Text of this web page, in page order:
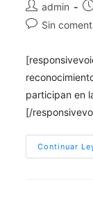
admin
Sin
participan en
[/
Continuar